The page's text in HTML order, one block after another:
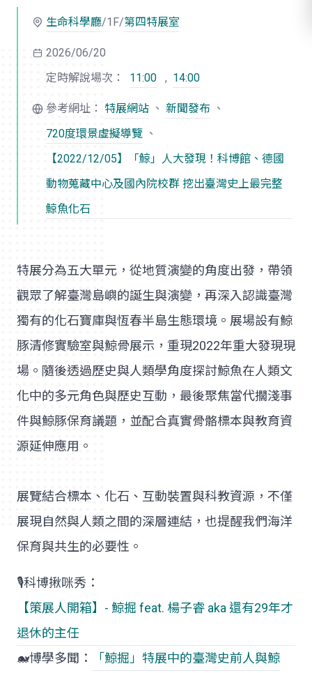
生命科學廳/1F/第四特展室
2026/06/20
定時解說場次：
11:00 , 14:00
參考網址： 特展網站 、 新聞發布 、
720度環景虛擬導覽 、
【2022/12/05】「鯨」人大發現！科博館、德國
動物蒐藏中心及國內院校群 挖出臺灣史上最完整
鯨魚化石
特展分為五大單元，從地質演變的角度出發，帶領
觀眾了解臺灣島嶼的誕生與演變，再深入認識臺灣
獨有的化石寶庫與恆春半島生態環境。展場設有鯨
豚清修實驗室與鯨骨展示，重現2022年重大發現現
場。隨後透過歷史與人類學角度探討鯨魚在人類文
化中的多元角色與歷史互動，最後聚焦當代擱淺事
件與鯨豚保育議題，並配合真實骨骼標本與教育資
源延伸應用。
展覽結合標本、化石、互動裝置與科教資源，不僅
展現自然與人類之間的深層連結，也提醒我們海洋
保育與共生的必要性。
🎙️科博揪咪秀：
【策展人開箱】- 鯨掘 feat. 楊子睿 aka 還有29年才
退休的主任
🐋博學多聞：
「鯨掘」特展中的臺灣史前人與鯨